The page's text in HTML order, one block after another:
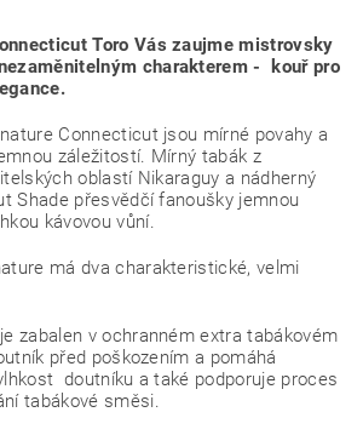
Toro Vás zaujme mistrovsky
charakterem - kouř pro
Connecticut jsou mírné povahy a
záležitostí. Mírný tabák z
oblastí Nikaraguy a nádherný
Shade přesvědčí fanoušky jemnou
kávovou vůní.
má dva charakteristické, velmi
zabalen v ochranném extra tabákovém
před poškozením a pomáhá
doutníku a také podporuje proces
tabákové směsi.